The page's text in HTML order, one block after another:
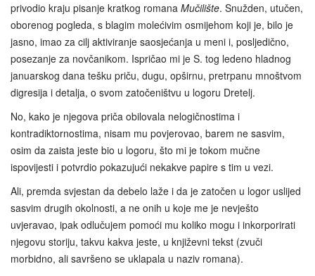
privodio kraju pisanje kratkog romana Mučilište. Snužden, utučen,
oborenog pogleda, s blagim molećivim osmijehom koji je, bilo je
jasno, imao za cilj aktiviranje saosjećanja u meni i, posljedično,
posezanje za novčanikom. Ispričao mi je S. tog ledeno hladnog
januarskog dana tešku priču, dugu, opširnu, pretrpanu mnoštvom
digresija i detalja, o svom zatočeništvu u logoru Dretelj.
No, kako je njegova priča obilovala nelogičnostima i
kontradiktornostima, nisam mu povjerovao, barem ne sasvim,
osim da zaista jeste bio u logoru, što mi je tokom mučne
ispovijesti i potvrdio pokazujući nekakve papire s tim u vezi.
Ali, premda svjestan da debelo laže i da je zatočen u logor uslijed
sasvim drugih okolnosti, a ne onih u koje me je nevješto
uvjeravao, ipak odlučujem pomoći mu koliko mogu i inkorporirati
njegovu storiju, takvu kakva jeste, u književni tekst (zvuči
morbidno, ali savršeno se uklapala u naziv romana).